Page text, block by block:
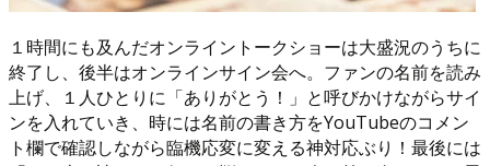
１時間にも及んだオンライントークショーは大盛況のうちに
終了し、後半はオンラインサイン会へ。ファンの名前を読み
上げ、１人ひとりに「ありがとう！」と呼びかけながらサイ
ンを入れていき、時には名前の書き方をYouTubeのコメン
ト欄で確認しながら臨機応変に変える神対応ぶり！最後には